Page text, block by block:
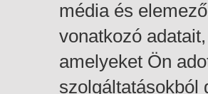
média és
vonatkozó
amelyeket Ön
szolgáltatásokból